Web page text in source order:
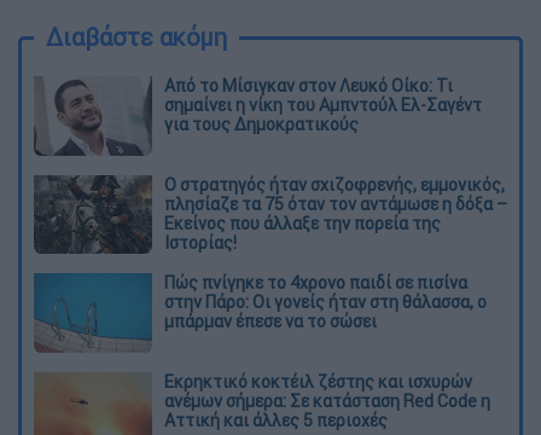
Διαβάστε ακόμη
Από το Μίσιγκαν στον Λευκό Οίκο: Τι
σημαίνει η νίκη του Αμπντούλ Ελ-Σαγέντ
για τους Δημοκρατικούς
O στρατηγός ήταν σχιζοφρενής, εμμονικός,
πλησίαζε τα 75 όταν τον αντάμωσε η δόξα –
Εκείνος που άλλαξε την πορεία της
Ιστορίας!
Πώς πνίγηκε το 4χρονο παιδί σε πισίνα
στην Πάρο: Οι γονείς ήταν στη θάλασσα, ο
μπάρμαν έπεσε να το σώσει
Εκρηκτικό κοκτέιλ ζέστης και ισχυρών
ανέμων σήμερα: Σε κατάσταση Red Code η
Αττική και άλλες 5 περιοχές